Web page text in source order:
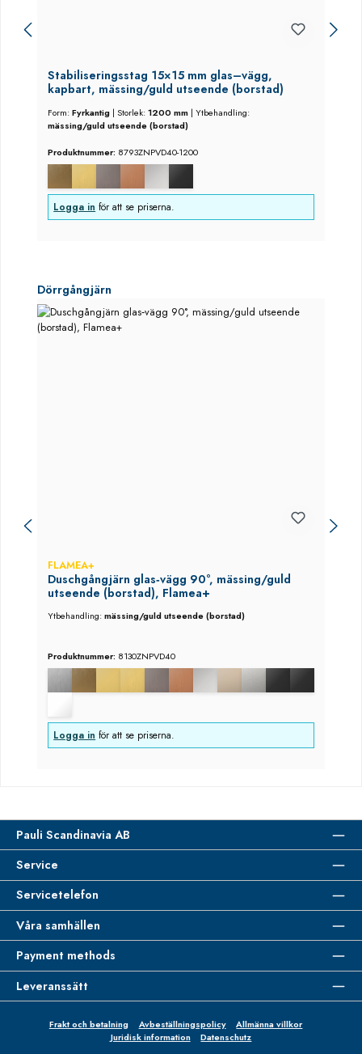
Stabiliseringsstag 15×15 mm glas–vägg,
kapbart, mässing/guld utseende (borstad)
Form:Fyrkantig | Storlek:1200 mm | Ytbehandling:
mässing/guld utseende (borstad)
Produktnummer: 8793ZNPVD40-1200
Logga in för att se priserna.
Hoppa över produktgalleri
Dörrgångjärn
FLAMEA+
Duschgångjärn glas‑vägg 90°, mässing/guld
utseende (borstad), Flamea+
Ytbehandling:mässing/guld utseende (borstad)
Produktnummer: 8130ZNPVD40
Logga in för att se priserna.
Pauli Scandinavia AB
Service
Servicetelefon
Våra samhällen
Payment methods
Leveranssätt
Frakt och betalning Avbeställningspolicy
Allmänna villkor
Juridisk information
Datenschutz